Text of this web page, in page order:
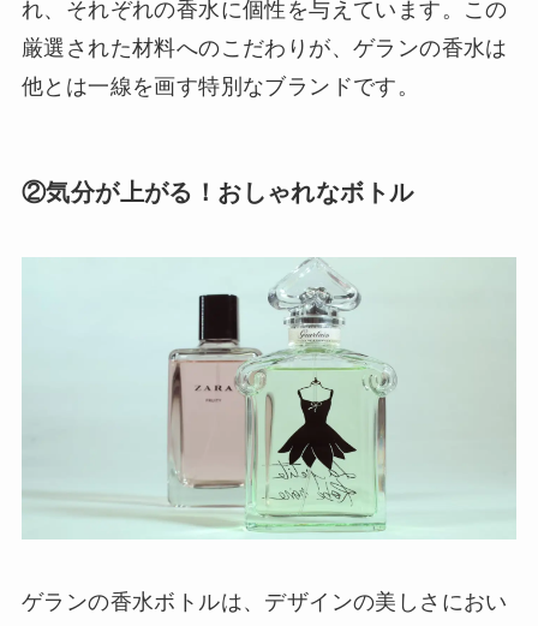
れ、それぞれの香水に個性を与えています。この
厳選された材料へのこだわりが、ゲランの香水は
他とは一線を画す特別なブランドです。
②気分が上がる！おしゃれなボトル
ゲランの香水ボトルは、デザインの美しさにおい